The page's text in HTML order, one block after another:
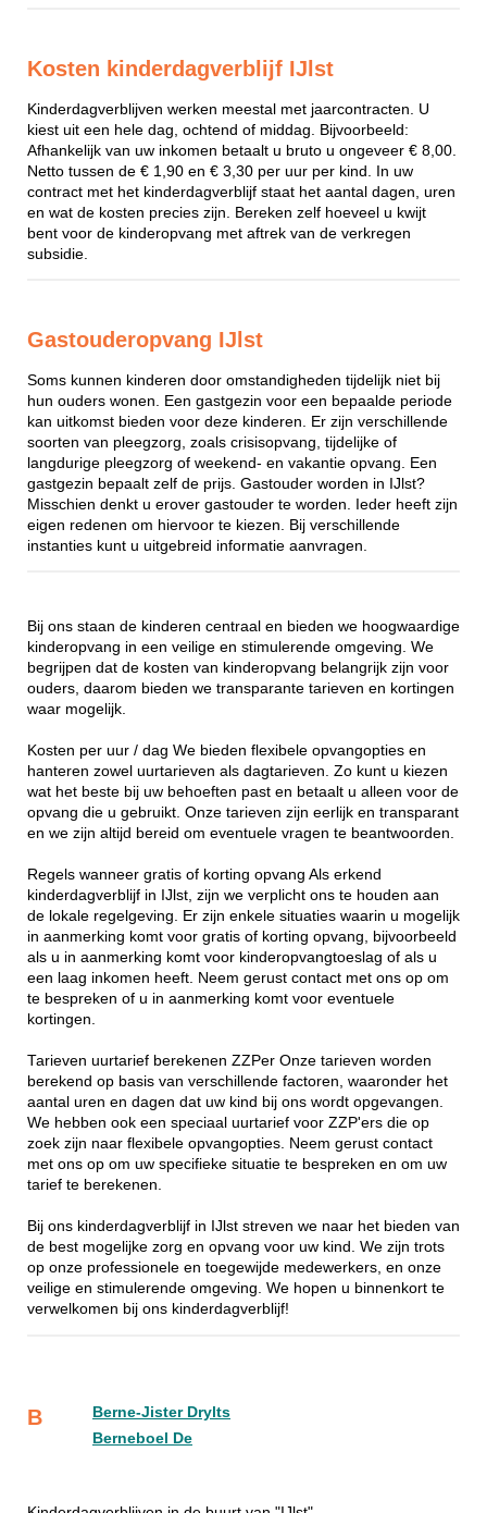
Kosten kinderdagverblijf IJlst
Kinderdagverblijven werken meestal met jaarcontracten. U
kiest uit een hele dag, ochtend of middag. Bijvoorbeeld:
Afhankelijk van uw inkomen betaalt u bruto u ongeveer € 8,00.
Netto tussen de € 1,90 en € 3,30 per uur per kind. In uw
contract met het kinderdagverblijf staat het aantal dagen, uren
en wat de kosten precies zijn. Bereken zelf hoeveel u kwijt
bent voor de kinderopvang met aftrek van de verkregen
subsidie.
Gastouderopvang IJlst
Soms kunnen kinderen door omstandigheden tijdelijk niet bij
hun ouders wonen. Een gastgezin voor een bepaalde periode
kan uitkomst bieden voor deze kinderen. Er zijn verschillende
soorten van pleegzorg, zoals crisisopvang, tijdelijke of
langdurige pleegzorg of weekend- en vakantie opvang. Een
gastgezin bepaalt zelf de prijs. Gastouder worden in IJlst?
Misschien denkt u erover gastouder te worden. Ieder heeft zijn
eigen redenen om hiervoor te kiezen. Bij verschillende
instanties kunt u uitgebreid informatie aanvragen.
Bij ons staan de kinderen centraal en bieden we hoogwaardige
kinderopvang in een veilige en stimulerende omgeving. We
begrijpen dat de kosten van kinderopvang belangrijk zijn voor
ouders, daarom bieden we transparante tarieven en kortingen
waar mogelijk.
Kosten per uur / dag We bieden flexibele opvangopties en
hanteren zowel uurtarieven als dagtarieven. Zo kunt u kiezen
wat het beste bij uw behoeften past en betaalt u alleen voor de
opvang die u gebruikt. Onze tarieven zijn eerlijk en transparant
en we zijn altijd bereid om eventuele vragen te beantwoorden.
Regels wanneer gratis of korting opvang Als erkend
kinderdagverblijf in IJlst, zijn we verplicht ons te houden aan
de lokale regelgeving. Er zijn enkele situaties waarin u mogelijk
in aanmerking komt voor gratis of korting opvang, bijvoorbeeld
als u in aanmerking komt voor kinderopvangtoeslag of als u
een laag inkomen heeft. Neem gerust contact met ons op om
te bespreken of u in aanmerking komt voor eventuele
kortingen.
Tarieven uurtarief berekenen ZZPer Onze tarieven worden
berekend op basis van verschillende factoren, waaronder het
aantal uren en dagen dat uw kind bij ons wordt opgevangen.
We hebben ook een speciaal uurtarief voor ZZP'ers die op
zoek zijn naar flexibele opvangopties. Neem gerust contact
met ons op om uw specifieke situatie te bespreken en om uw
tarief te berekenen.
Bij ons kinderdagverblijf in IJlst streven we naar het bieden van
de best mogelijke zorg en opvang voor uw kind. We zijn trots
op onze professionele en toegewijde medewerkers, en onze
veilige en stimulerende omgeving. We hopen u binnenkort te
verwelkomen bij ons kinderdagverblijf!
B
Berne-Jister Drylts
Berneboel De